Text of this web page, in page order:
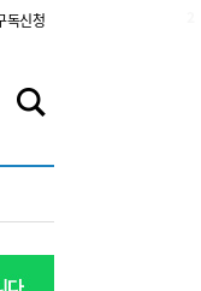
독신청